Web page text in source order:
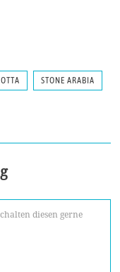
STONE ARABIA